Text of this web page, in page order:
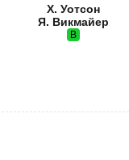
Х. Уотсон
Я. Викмайер
В